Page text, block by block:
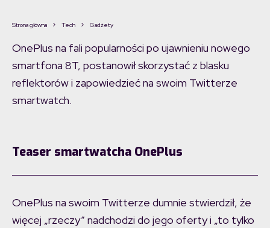
Strona główna Tech Gadżety
OnePlus na fali popularności po ujawnieniu nowego
smartfona 8T, postanowił skorzystać z blasku
reflektorów i zapowiedzieć na swoim Twitterze
smartwatch.
Teaser smartwatcha OnePlus
OnePlus na swoim Twitterze dumnie stwierdził, że
więcej „rzeczy” nadchodzi do jego oferty i „to tylko